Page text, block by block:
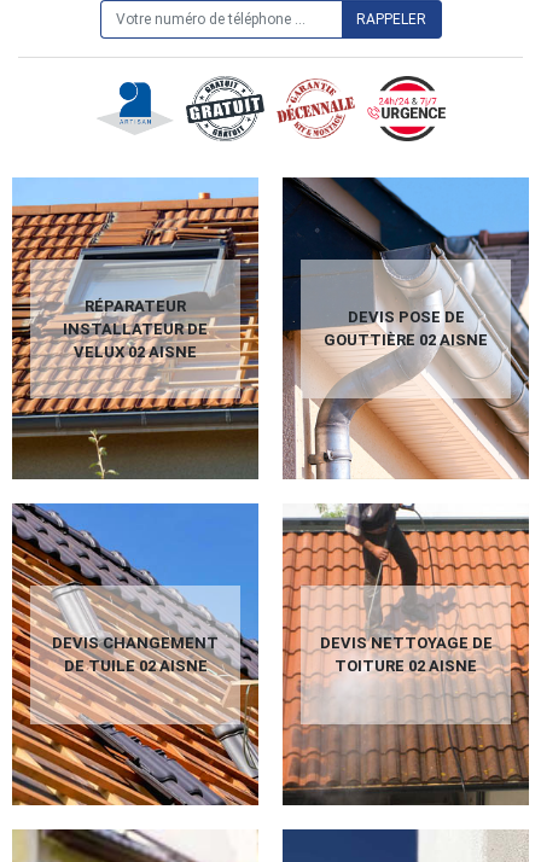
RÉPARATEUR
INSTALLATEUR DE
VELUX 02 AISNE
DEVIS POSE DE
GOUTTIÈRE 02 AISNE
DEVIS CHANGEMENT
DE TUILE 02 AISNE
DEVIS NETTOYAGE DE
TOITURE 02 AISNE